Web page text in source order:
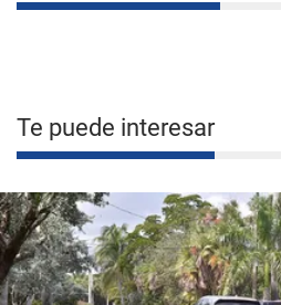
Te puede interesar